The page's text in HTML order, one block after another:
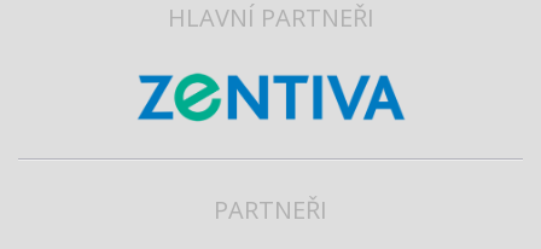
HLAVNÍ PARTNEŘI
PARTNEŘI